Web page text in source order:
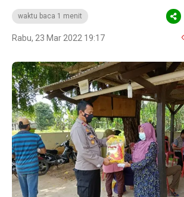
waktu baca 1 menit
Rabu, 23 Mar 2022 19:17